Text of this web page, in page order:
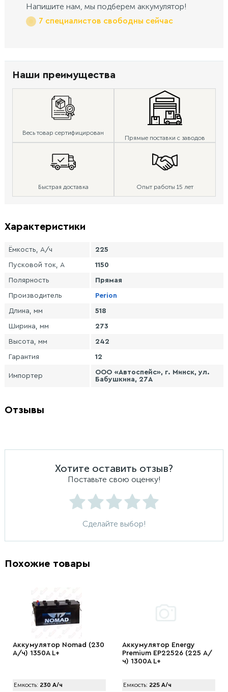
Напишите нам, мы подберем аккумулятор!
7 специалистов свободны сейчас
Наши преимущества
Весь товар сертифицирован
Прямые поставки с заводов
Быстрая доставка Опыт работы 15 лет
Характеристики
Ёмкость, А/ч 225
Пусковой ток, А 1150
Полярность Прямая
Производитель Perion
Длина, мм 518
Ширина, мм 273
Высота, мм 242
Гарантия 12
Импортер
ООО «Автоспейс», г. Минск, ул.
Бабушкина, 27А
Отзывы
Хотите оставить отзыв?
Поставьте свою оценку!
Сделайте выбор!
Похожие товары
Аккумулятор Nomad (230
А/ч) 1350A L+
Емкость: 230 А/ч
Аккумулятор Energy
Premium EP22526 (225 А/
ч) 1300A L+
Емкость: 225 А/ч